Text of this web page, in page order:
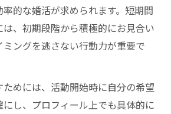
的な婚活が求められます。短期間
、初期段階から積極的にお見合い
ングを逃さない行動力が重要で
ためには、活動開始時に自分の希望
し、プロフィール上でも具体的に